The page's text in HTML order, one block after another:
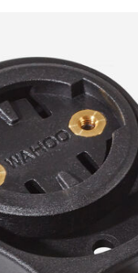
고객 지원 전문